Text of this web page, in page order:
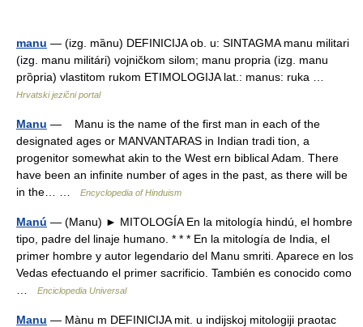
manu — (izg. mȁnu) DEFINICIJA ob. u: SINTAGMA manu militari
(izg. manu militári) vojničkom silom; manu propria (izg. manu
prȍpria) vlastitom rukom ETIMOLOGIJA lat.: manus: ruka …
Hrvatski jezični portal
Manu — Manu is the name of the first man in each of the
designated ages or MANVANTARAS in Indian tradi tion, a
progenitor somewhat akin to the West ern biblical Adam. There
have been an infinite number of ages in the past, as there will be
in the… …
Encyclopedia of Hinduism
Manú — (Manu) ► MITOLOGÍA En la mitología hindú, el hombre
tipo, padre del linaje humano. * * * En la mitología de India, el
primer hombre y autor legendario del Manu smriti. Aparece en los
Vedas efectuando el primer sacrificio. También es conocido como
Enciclopedia Universal
Manu — Mànu m DEFINICIJA mit. u indijskoj mitologiji praotac